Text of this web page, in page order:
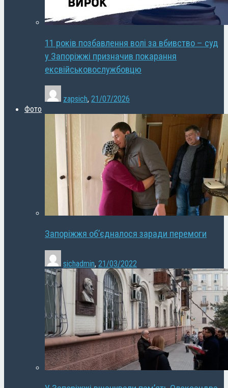
11 років позбавлення волі за вбивство – суд
у Запоріжжі призначив покарання
ексвійськовослужбовцю
zapsich, 21/07/2026
Фото
Запоріжжя об’єдналося заради перемоги
sichadmin, 21/03/2022